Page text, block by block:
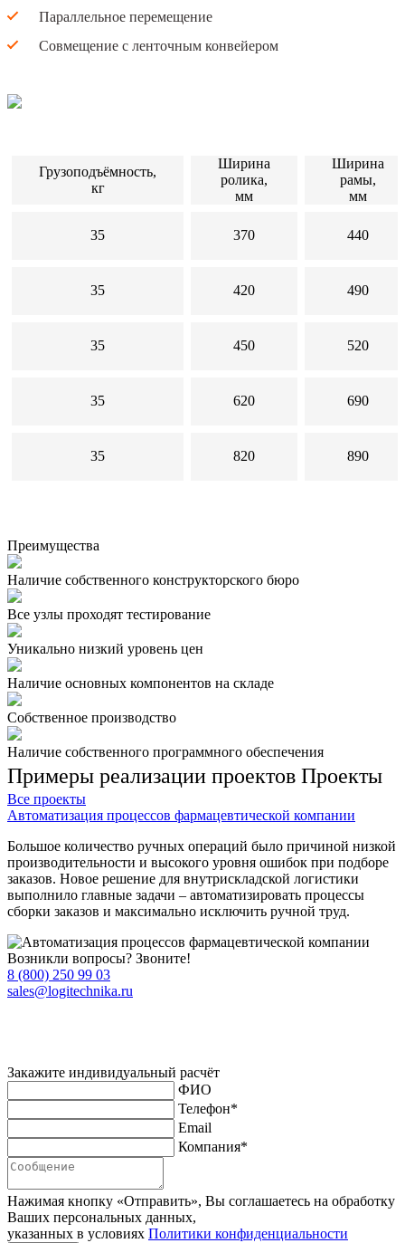
Параллельное перемещение
Совмещение с ленточным конвейером
Грузоподъёмность,
кг
Ширина
ролика,
мм
Ширина
рамы,
мм
35 370 440
35 420 490
35 450 520
35 620 690
35 820 890
Преимущества
Наличие собственного конструкторского бюро
Все узлы проходят тестирование
Уникально низкий уровень цен
Наличие основных компонентов на складе
Собственное производство
Наличие собственного программного обеспечения
Примеры реализации проектов Проекты
Все проекты
Автоматизация процессов фармацевтической компании
Большое количество ручных операций было причиной низкой
производительности и высокого уровня ошибок при подборе
заказов. Новое решение для внутрискладской логистики
выполнило главные задачи – автоматизировать процессы
сборки заказов и максимально исключить ручной труд.
Возникли вопросы? Звоните!
8 (800) 250 99 03
sales@logitechnika.ru
Закажите индивидуальный расчёт
ФИО
Телефон*
Email
Компания*
Нажимая кнопку «Отправить», Вы соглашаетесь на обработку
Ваших персональных данных,
указанных в условиях Политики конфиденциальности